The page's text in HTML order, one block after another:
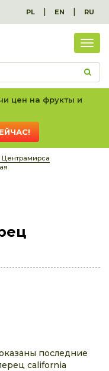
PL | EN | RU
вес
цен на фрукты и
последние
california